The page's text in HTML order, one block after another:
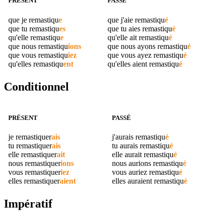
que je remastique
que tu remastiques
qu'elle remastique
que nous remastiquions
que vous remastiquiez
qu'elles remastiquent
que j'aie remastiqué
que tu aies remastiqué
qu'elle ait remastiqué
que nous ayons remastiqué
que vous ayez remastiqué
qu'elles aient remastiqué
Conditionnel
PRÉSENT
je remastiquerais
tu remastiquerais
elle remastiquerait
nous remastiquerions
vous remastiqueriez
elles remastiqueraient
PASSÉ
j'aurais remastiqué
tu aurais remastiqué
elle aurait remastiqué
nous aurions remastiqué
vous auriez remastiqué
elles auraient remastiqué
Impératif